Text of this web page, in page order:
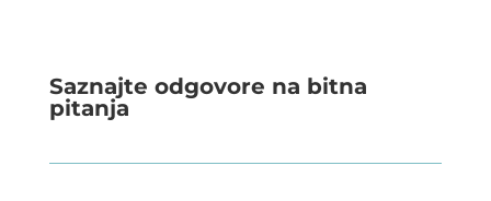
Saznajte odgovore na bitna
pitanja